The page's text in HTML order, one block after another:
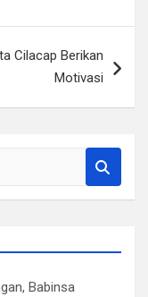
Cilacap Berikan
Motivasi
Babinsa